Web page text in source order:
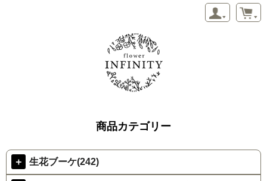
商品カテゴリー
＋ 生花ブーケ(242)